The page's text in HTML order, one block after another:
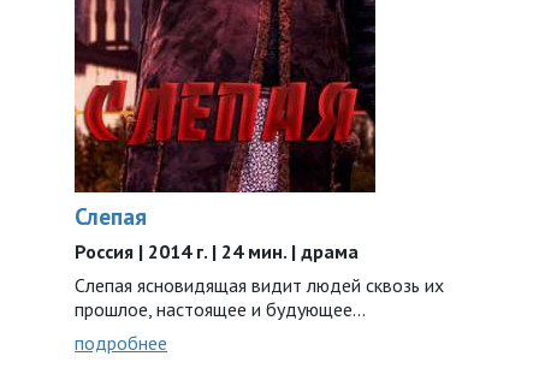
Слепая
Россия | 2014 г. | 24 мин. | драма
Слепая ясновидящая видит людей сквозь их
прошлое, настоящее и будующее...
подробнее